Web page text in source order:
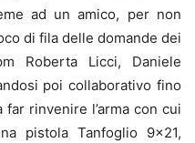
ad un amico, per non
di fila delle domande dei
Roberta Licci, Daniele
poi collaborativo fino
rinvenire l’arma con cui
pistola Tanfoglio 9×21,